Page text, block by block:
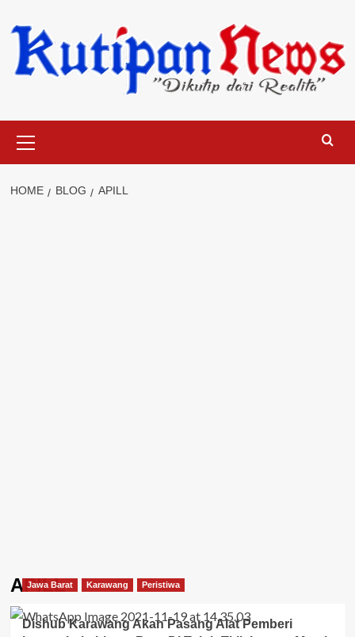
to
content
Menu
HOME BLOG APILL
APILL
Jawa Barat Karawang Peristiwa
Dishub Karawang Akan Pasang Alat Pemberi